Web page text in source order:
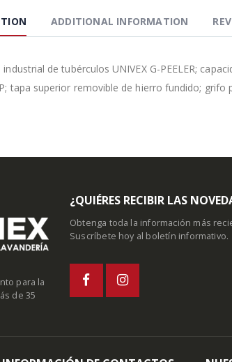
ADDITIONAL INFORMATION
industrial de tubérculos UNIVEX G-PEELER;
tapa superior removible de hierro fundido; grifo
para la
de 35
¿QUIÉRES RECIBIR LAS
Obtenga toda la información más
Suscríbete hoy al boletín informativo.